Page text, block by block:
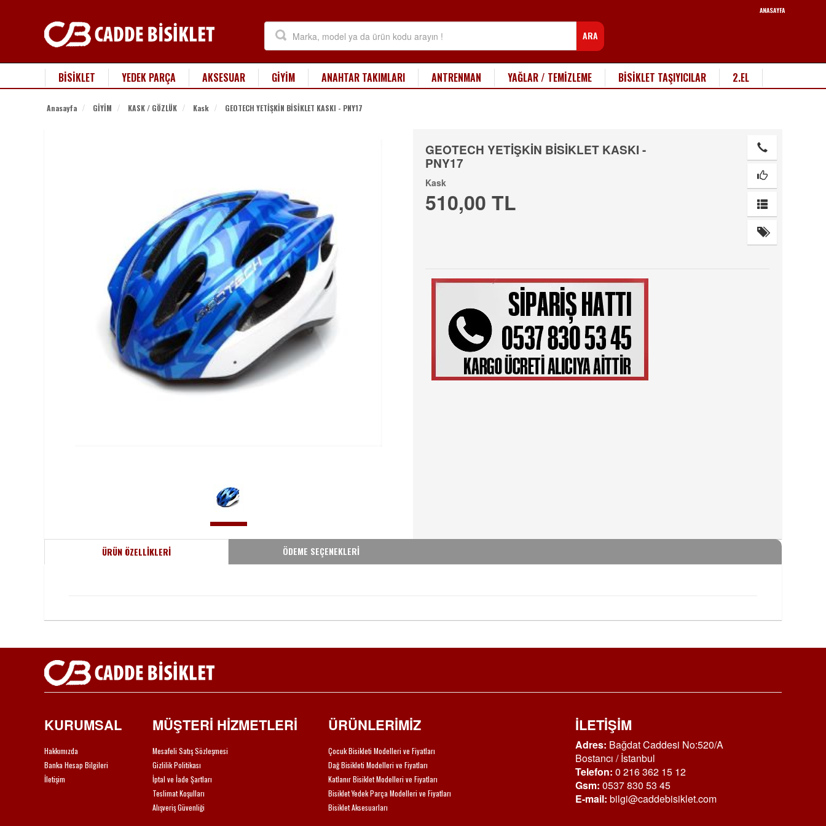
ANASAYFA
ARA
BİSİKLET YEDEK PARÇA AKSESUAR GİYİM ANAHTAR TAKIMLARI ANTRENMAN YAĞLAR / TEMİZLEME BİSİKLET TAŞIYICILAR 2.EL
Anasayfa GİYİM KASK / GÖZLÜK Kask GEOTECH YETİŞKİN BİSİKLET KASKI - PNY17
GEOTECH YETİŞKİN BİSİKLET KASKI -
PNY17
Kask
510,00 TL
ÜRÜN ÖZELLİKLERİ ÖDEME SEÇENEKLERİ
KURUMSAL
Hakkımızda
Banka Hesap Bilgileri
İletişim
MÜŞTERİ HİZMETLERİ
Mesafeli Satış Sözleşmesi
Gizlilik Politikası
İptal ve İade Şartları
Teslimat Koşulları
Alışveriş Güvenliği
ÜRÜNLERİMİZ
Çocuk Bisikleti Modelleri ve Fiyatları
Dağ Bisikleti Modelleri ve Fiyatları
Katlanır Bisiklet Modelleri ve Fiyatları
Bisiklet Yedek Parça Modelleri ve Fiyatları
Bisiklet Aksesuarları
İLETİŞİM
Adres: Bağdat Caddesi No:520/A
Bostancı / İstanbul
Telefon: 0 216 362 15 12
Gsm: 0537 830 53 45
E-mail: bilgi@caddebisiklet.com